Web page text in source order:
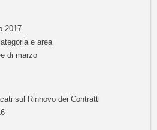
2017
e area
di marzo
sul Rinnovo dei Contratti